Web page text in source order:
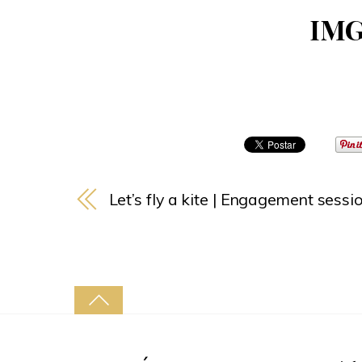
Let’s fly a kite | Engagement